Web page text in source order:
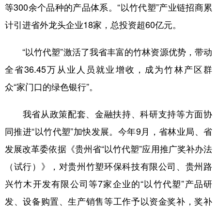
等300余个品种的产品体系。“以竹代塑”产业链招商累
计引进省外龙头企业18家，总投资超60亿元。
“以竹代塑”激活了我省丰富的竹林资源优势，带动
全省36.45万从业人员就业增收，成为竹林产区群
众“家门口的绿色银行”。
我省从政策配套、金融扶持、科研支持等方面协
同推进“以竹代塑”加快发展。今年9月，省林业局、省
发展改革委依据《贵州省“以竹代塑”应用推广奖补办法
（试行）》，对贵州竹塑环保科技有限公司、贵州路
兴竹木开发有限公司等7家企业的“以竹代塑”产品研
发、设备购置、生产销售等工作予以资金奖补，奖补